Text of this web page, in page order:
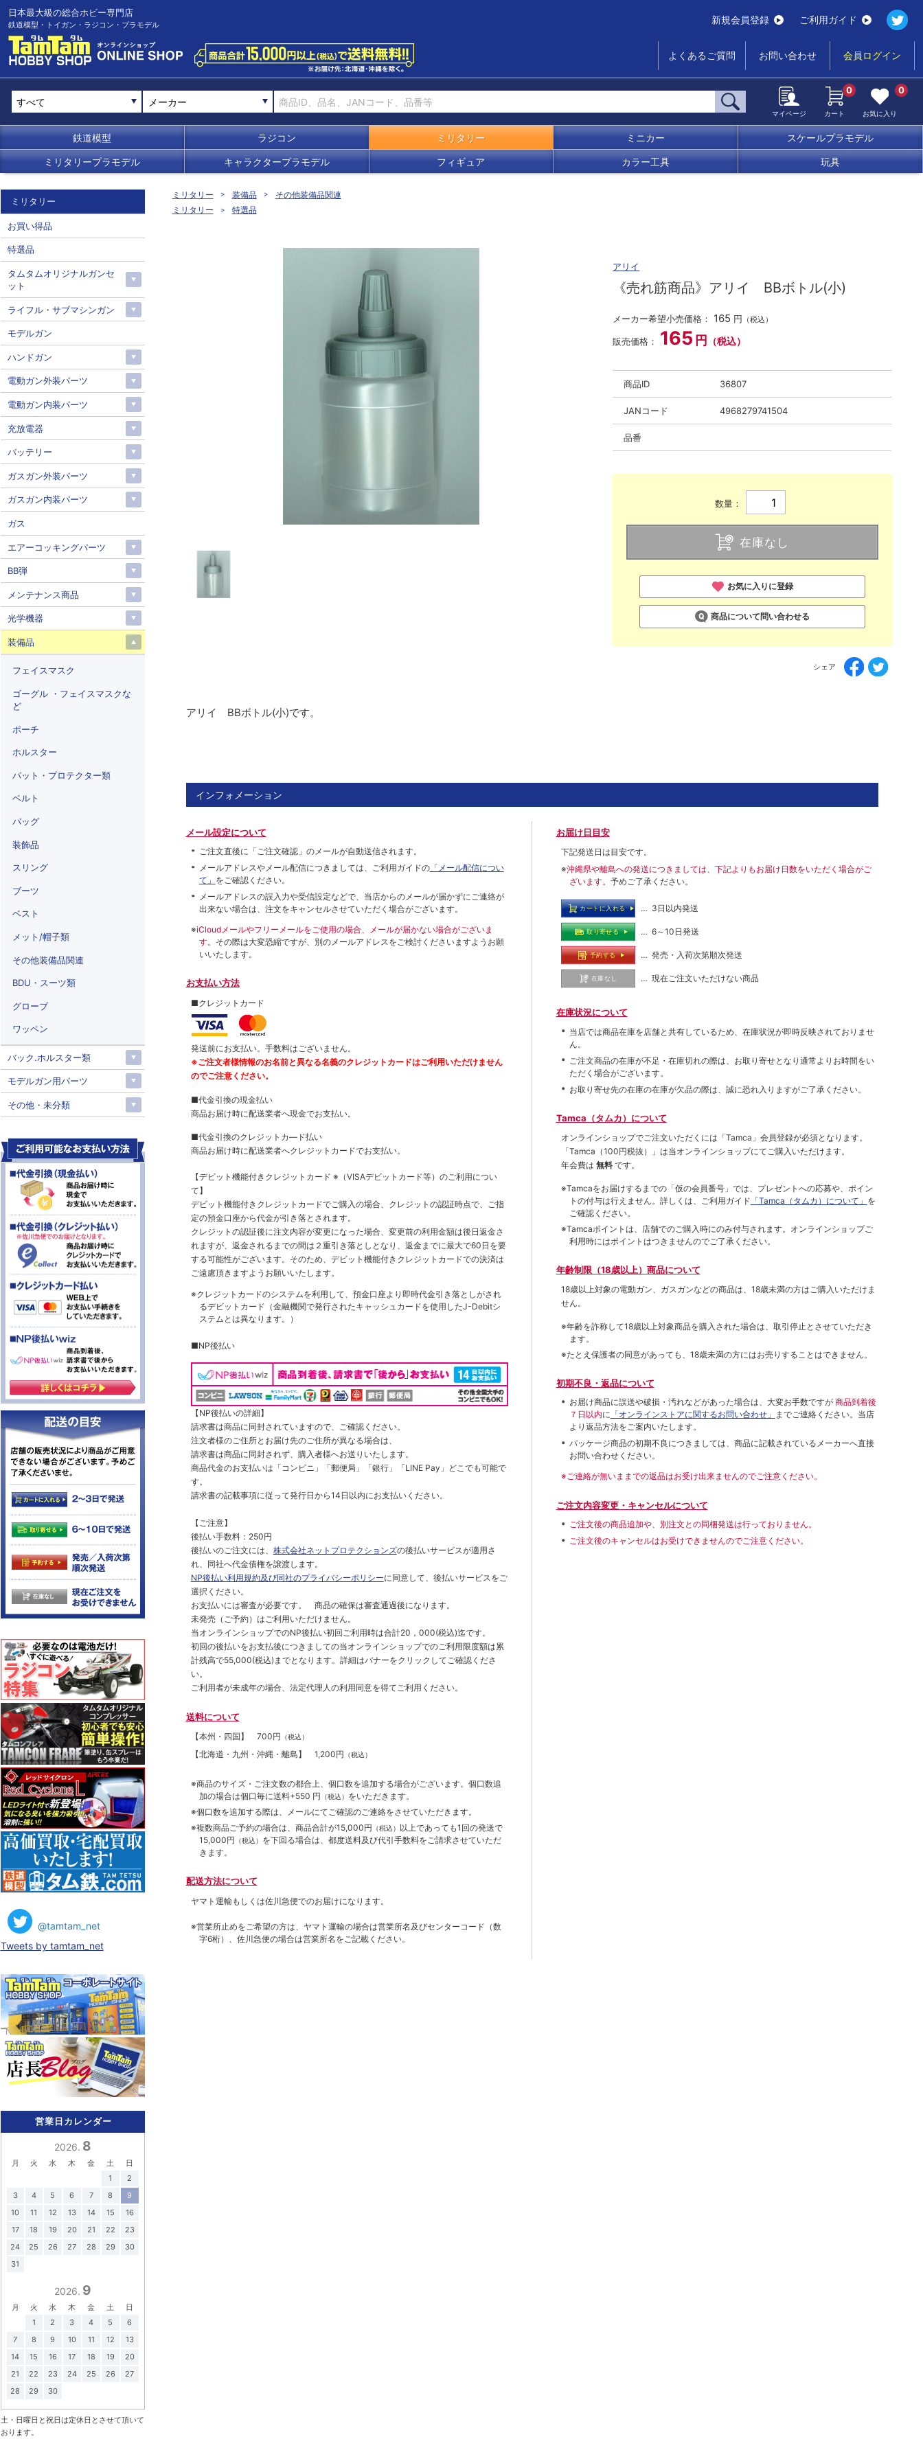
日本最大級の総合ホビー専門店
鉄道模型・トイガン・ラジコン・プラモデル 新規会員登録 ご利用ガイド
よくあるご質問 お問い合わせ 会員ログイン
メーカー
マイページ カート
0
お気に入り
0
鉄道模型 ラジコン ミリタリー ミニカー スケールプラモデル
ミリタリープラモデル キャラクタープラモデル フィギュア カラー工具 玩具
ミリタリー 装備品
その他装備品関連
ミリタリー
特選品
アリイ
《売れ筋商品》アリイ BBボトル(小)
メーカー希望小売価格： 165 円 （税込）
販売価格： 165 円 （税込）
商品ID 36807
JANコード 4968279741504
品番
数量：
在庫なし
お気に入りに登録
商品について問い合わせる
シェア
アリイ BBボトル(小)です。
インフォメーション
メール設定について
ご注文直後に「ご注文確認」のメールが自動送信されます。
メールアドレスやメール配信につきましては、ご利用ガイドの「メール配信につい
て」 をご確認ください。
メールアドレスの誤入力や受信設定などで、当店からのメールが届かずにご連絡が
出来ない場合は、注文をキャンセルさせていただく場合がございます。
※iCloudメールやフリーメールをご使用の場合、メールが届かない場合がございま
す。 その際は大変恐縮ですが、別のメールアドレスをご検討くださいますようお願
いいたします。
お支払い方法
■クレジットカード
発送前にお支払い。手数料はございません。
※ご注文者様情報のお名前と異なる名義のクレジットカードはご利用いただけません
のでご注意ください。
■代金引換の現金払い
商品お届け時に配送業者へ現金でお支払い。
■代金引換のクレジットカ―ド払い
商品お届け時に配送業者へクレジットカードでお支払い。
【デビット機能付きクレジットカード ※（VISAデビットカード等） のご利用につい
て】
デビット機能付きクレジットカードでご購入の場合、クレジットの認証時点で、ご指
定の預金口座から代金が引き落とされます。
クレジットの認証後に注文内容が変更になった場合、変更前の利用金額は後日返金さ
れますが、返金されるまでの間は２重引き落としとなり、返金までに最大で60日を要
する可能性がございます。そのため、デビット機能付きクレジットカードでの決済は
ご遠慮頂きますようお願いいたします。
※クレジットカードのシステムを利用して、預金口座より即時代金引き落としがされ
るデビットカード（金融機関で発行されたキャッシュカードを使用したJ-Debitシ
ステムとは異なります。）
■NP後払い
【NP後払いの詳細】
請求書は商品に同封されていますので、ご確認ください。
注文者様のご住所とお届け先のご住所が異なる場合は、
請求書は商品に同封されず、購入者様へお送りいたします。
商品代金のお支払いは「コンビニ」「郵便局」「銀行」「LINE Pay」どこでも可能で
す。
請求書の記載事項に従って発行日から14日以内にお支払いください。
【ご注意】
後払い手数料：250円
後払いのご注文には、 株式会社ネットプロテクションズの後払いサービスが適用さ
れ、同社へ代金債権を譲渡します。
NP後払い利用規約及び同社のプライバシーポリシーに同意して、後払いサービスをご
選択ください。
お支払いには審査が必要です。 商品の確保は審査通過後になります。
未発売（ご予約）はご利用いただけません。
当オンラインショップでのNP後払い初回ご利用時は合計20，000(税込)迄です。
初回の後払いをお支払後につきましての当オンラインショップでのご利用限度額は累
計残高で55,000(税込)までとなります。詳細はバナーをクリックしてご確認くださ
い。
ご利用者が未成年の場合、法定代理人の利用同意を得てご利用ください。
送料について
【本州・四国】 700円 （税込）
【北海道・九州・沖縄・離島】 1,200円 （税込）
※商品のサイズ・ご注文数の都合上、個口数を追加する場合がございます。個口数追
加の場合は個口毎に送料+550 円 （税込） をいただきます。
※個口数を追加する際は、メールにてご確認のご連絡をさせていただきます。
※複数商品ご予約の場合は、商品合計が15,000円 （税込） 以上であっても1回の発送で
15,000円 （税込） を下回る場合は、都度送料及び代引手数料をご請求させていただ
きます。
配送方法について
ヤマト運輸もしくは佐川急便でのお届けになります。
※営業所止めをご希望の方は、ヤマト運輸の場合は営業所名及びセンターコード（数
字6桁）、佐川急便の場合は営業所名をご記載ください。
お届け日目安
下記発送日は目安です。
※沖縄県や離島への発送につきましては、下記よりもお届け日数をいただく場合がご
ざいます。 予めご了承ください。
カートに入れる … 3日以内発送
取り寄せる … 6～10日発送
予約する … 発売・入荷次第順次発送
在庫なし … 現在ご注文いただけない商品
在庫状況について
当店では商品在庫を店舗と共有しているため、在庫状況が即時反映されておりませ
ん。
ご注文商品の在庫が不足・在庫切れの際は、お取り寄せとなり通常よりお時間をい
ただく場合がございます。
お取り寄せ先の在庫の在庫が欠品の際は、誠に恐れ入りますがご了承ください。
Tamca（タムカ）について
オンラインショップでご注⽂いただくには「Tamca」会員登録が必須となります。
「Tamca （100円税抜）
」は当オンラインショップにてご購⼊いただけます。
年会費は 無料 です。
※Tamcaをお届けするまでの「仮の会員番号」では、プレゼントへの応募や、ポイン
トの付与は⾏えません。詳しくは、ご利⽤ガイド 「Tamca（タムカ）について」 を
ご確認ください。
※Tamcaポイントは、店舗でのご購⼊時にのみ付与されます。オンラインショップご
利用時にはポイントはつきませんのでご了承ください。
年齢制限（18歳以上）商品について
18歳以上対象の電動ガン、ガスガンなどの商品は、18歳未満の方はご購入いただけま
せん。
※年齢を詐称して18歳以上対象商品を購入された場合は、取引停止とさせていただき
ます。
※たとえ保護者の同意があっても、18歳未満の方にはお売りすることはできません。
初期不良・返品について
お届け商品に誤送や破損・汚れなどがあった場合は、大変お手数ですが 商品到着後
７日以内に 「オンラインストアに関するお問い合わせ」 までご連絡ください。当店
より返品方法をご案内いたします。
パッケージ商品の初期不良につきましては、商品に記載されているメーカーへ直接
お問い合わせください。
※ご連絡が無いままでの返品はお受け出来ませんのでご注意ください。
ご注文内容変更・キャンセルについて
ご注文後の商品追加や、別注文との同梱発送は行っておりません。
ご注文後のキャンセルはお受けできませんのでご注意ください。
ミリタリー
お買い得品
特選品
タムタムオリジナルガンセ
ット
ライフル・サブマシンガン
モデルガン
ハンドガン
電動ガン外装パーツ
電動ガン内装パーツ
充放電器
バッテリー
ガスガン外装パーツ
ガスガン内装パーツ
ガス
エアーコッキングパーツ
BB弾
メンテナンス商品
光学機器
装備品
フェイスマスク
ゴーグル ・フェイスマスクな
ど
ポーチ
ホルスター
パット・プロテクター類
ベルト
バッグ
装飾品
スリング
ブーツ
ベスト
メット/帽子類
その他装備品関連
BDU・スーツ類
グローブ
ワッペン
バック.ホルスター類
モデルガン用パーツ
その他・未分類
@tamtam_net
Tweets by tamtam_net
営業日カレンダー
2026. 8
月 火 水 木 金 土
日
1
2
3
4 5 6 7 8
9
10
11 12 13 14 15
16
17
18 19 20 21 22
23
24
25 26 27 28 29
30
31
2026. 9
月 火 水 木 金 土
日
1
2 3 4 5
6
7
8 9 10 11 12
13
14
15 16 17 18 19
20
21
22 23 24 25 26
27
28
29 30
土・日曜日と祝日は定休日とさせて頂いて
おります。